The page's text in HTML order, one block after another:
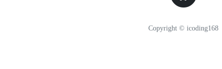
Copyright © icoding168